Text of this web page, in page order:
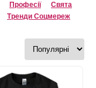
Професії
Свята
Тренди Соцмереж